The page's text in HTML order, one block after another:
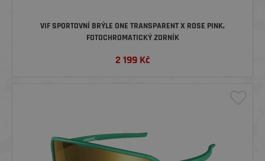
VIF SPORTOVNÍ BRÝLE ONE TRANSPARENT X ROSE PINK,
FOTOCHROMATICKÝ ZORNÍK
2 199 Kč